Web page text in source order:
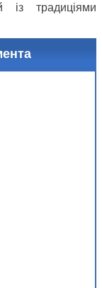
із традиціями